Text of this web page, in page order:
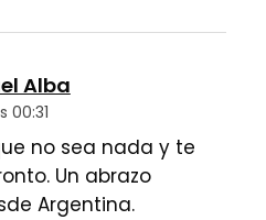
Alba
00:31
no sea nada y te
Un abrazo
Argentina.